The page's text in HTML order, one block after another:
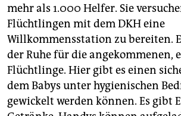
mehr als 1.000 Helfer. Sie
Flüchtlingen mit dem DKH eine
Willkommensstation zu bereiten.
der Ruhe für die angekommenen,
Flüchtlinge. Hier gibt es einen
dem Babys unter hygienischen
gewickelt werden können. Es gibt